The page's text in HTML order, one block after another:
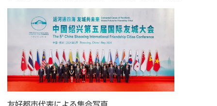
友好都市代表による集合写真